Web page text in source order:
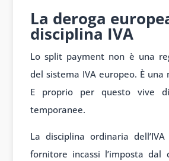
La deroga
disciplina IVA
Lo split payment non è una
del sistema IVA europeo. È una
E proprio per questo vive di
temporanee.
La disciplina ordinaria
fornitore incassi l’imposta